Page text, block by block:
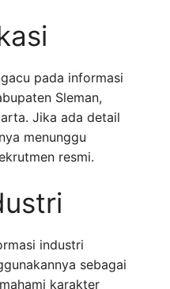
pada informasi
Sleman,
Jika ada detail
menunggu
resmi.
industri
sebagai
karakter